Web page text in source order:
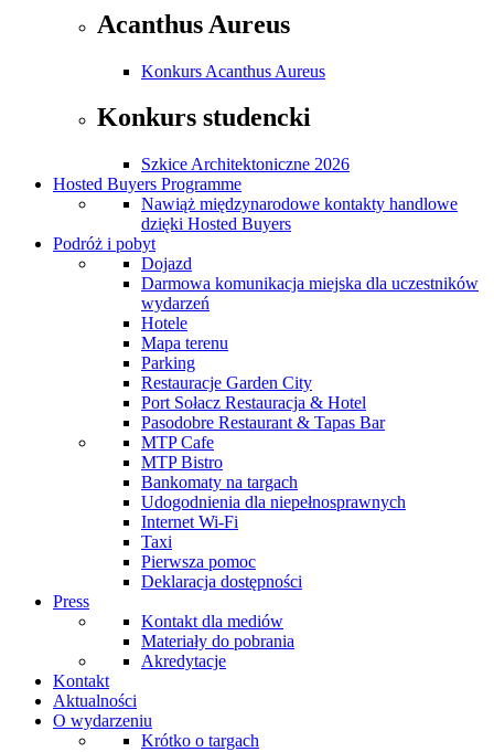
Acanthus Aureus
Konkurs Acanthus Aureus
Konkurs studencki
Szkice Architektoniczne 2026
Hosted Buyers Programme
Nawiąż międzynarodowe kontakty handlowe
dzięki Hosted Buyers
Podróż i pobyt
Dojazd
Darmowa komunikacja miejska dla uczestników
wydarzeń
Hotele
Mapa terenu
Parking
Restauracje Garden City
Port Sołacz Restauracja & Hotel
Pasodobre Restaurant & Tapas Bar
MTP Cafe
MTP Bistro
Bankomaty na targach
Udogodnienia dla niepełnosprawnych
Internet Wi-Fi
Taxi
Pierwsza pomoc
Deklaracja dostępności
Press
Kontakt dla mediów
Materiały do pobrania
Akredytacje
Kontakt
Aktualności
O wydarzeniu
Krótko o targach